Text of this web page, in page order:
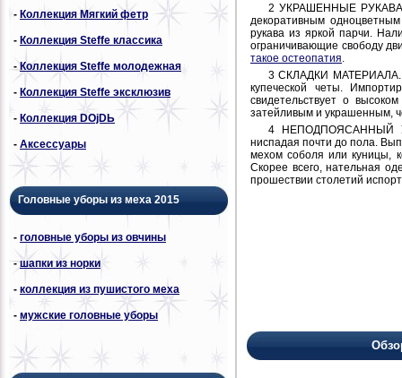
- Коллекция Мягкий фетр
- Коллекция Steffe классика
-Коллекция Steffe молодежная
- Коллекция Steffe эксклюзив
- Коллекция DОjDЬ
- Аксессуары
Головные уборы из меха 2015
- головные уборы из овчины
-шапки из норки
- коллекция из пушистого меха
- мужские головные уборы
2 УКРАШЕННЫЕ РУКАВА.
декоративным
рукава из яркой парчи.
ограничивающие свободу
такое остеопатия.
3 СКЛАДКИ МАТЕРИАЛА.
купеческой четы.
свидетельствует о
затейливым и украшенным,
4 НЕПОДПОЯСАННЫЙ
ниспадая почти до пола.
мехом соболя или куницы,
Скорее всего, нательная
прошествии столетий